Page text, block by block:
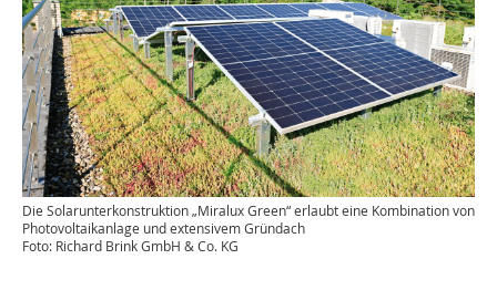
Die Solarunterkonstruktion „Miralux Green“ erlaubt eine Kombination von
Photovoltaikanlage und extensivem Gründach
Foto: Richard Brink GmbH & Co. KG